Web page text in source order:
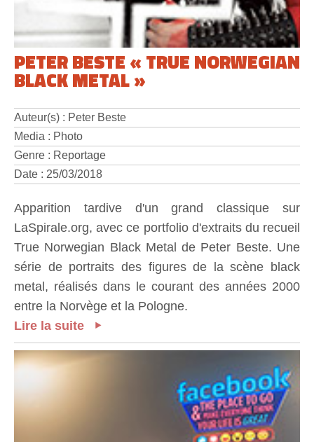
PETER BESTE « TRUE NORWEGIAN
BLACK METAL »
Auteur(s) : Peter Beste
Media : Photo
Genre : Reportage
Date : 25/03/2018
Apparition tardive d'un grand classique sur
LaSpirale.org, avec ce portfolio d'extraits du recueil
True Norwegian Black Metal de Peter Beste. Une
série de portraits des figures de la scène black
metal, réalisés dans le courant des années 2000
entre la Norvège et la Pologne.
Lire la suite